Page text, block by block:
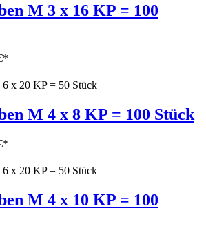
M 3 x 16 KP = 100
M 4 x 8 KP = 100 Stück
M 4 x 10 KP = 100